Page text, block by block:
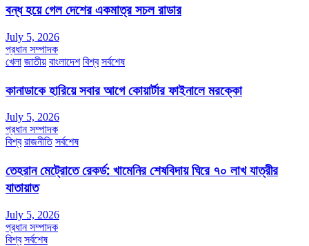
বন্ধ হয়ে গেল দেশের একমাত্র সচল রাডার
July 5, 2026
প্রধান সম্পাদক
খেলা জাতীয় বাংলাদেশ বিশ্ব সর্বশেষ
কানাডাকে হারিয়ে সবার আগে কোয়ার্টার ফাইনালে মরক্কো
July 5, 2026
প্রধান সম্পাদক
বিশ্ব রাজনীতি সর্বশেষ
তেহরান মেট্রোতে রেকর্ড: খামেনির শেষবিদায় ঘিরে ৭০ লাখ যাত্রীর
যাতায়াত
July 5, 2026
প্রধান সম্পাদক
বিশ্ব সর্বশেষ